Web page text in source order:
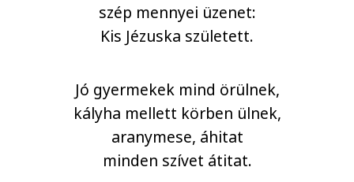
szép mennyei üzenet:
Kis Jézuska született.
Jó gyermekek mind örülnek,
kályha mellett körben ülnek,
aranymese, áhitat
minden szívet átitat.